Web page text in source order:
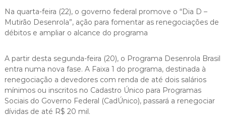
Na quarta-feira (22), o governo federal promove o “Dia D –
Mutirão Desenrola”, ação para fomentar as renegociações de
débitos e ampliar o alcance do programa
A partir desta segunda-feira (20), o Programa Desenrola Brasil
entra numa nova fase. A Faixa 1 do programa, destinada à
renegociação a devedores com renda de até dois salários
mínimos ou inscritos no Cadastro Único para Programas
Sociais do Governo Federal (CadÚnico), passará a renegociar
dívidas de até R$ 20 mil.